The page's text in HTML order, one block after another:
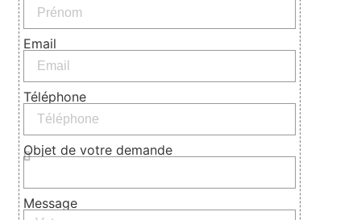
Email
Téléphone
Objet de votre demande
Message